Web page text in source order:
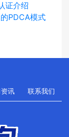
证介绍
PDCA模式
讯 联系我们